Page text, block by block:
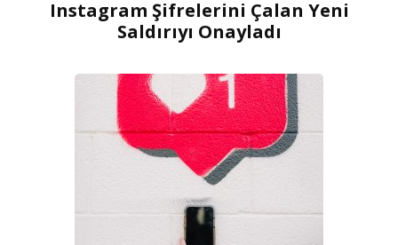
Instagram Şifrelerini Çalan Yeni
Saldırıyı Onayladı